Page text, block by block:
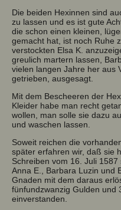
Die beiden Hexinnen sind
zu lassen und es ist gute
die schon einen kleinen,
gemacht hat, ist noch Ruhe
verstockten Elsa K.
greulich martern lassen,
vielen langen Jahre her aus
getrieben, ausgesagt.
Mit dem Bescheeren der
Kleider habe man recht
wollen, man solle sie dazu
und waschen lassen.
Soweit reichen die
später erfahren wir, daß sie
Schreiben vom 16. Juli
Anna E., Barbara Luzin und
Gnaden mit dem daraus
fünfundzwanzig Gulden und
einverstanden.